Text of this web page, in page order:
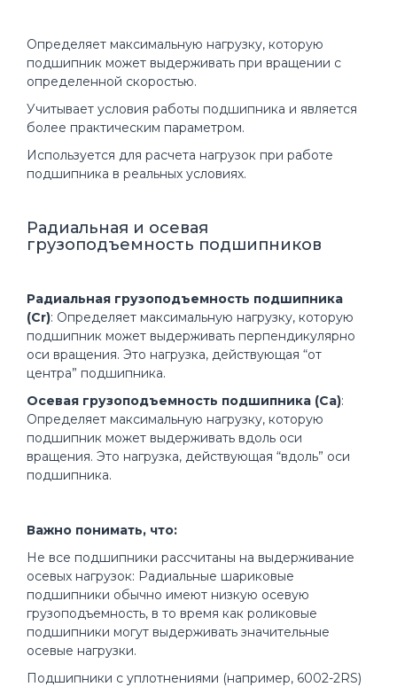
Определяет максимальную нагрузку, которую
подшипник может выдерживать при вращении с
определенной скоростью.
Учитывает условия работы подшипника и является
более практическим параметром.
Используется для расчета нагрузок при работе
подшипника в реальных условиях.
Радиальная и осевая
грузоподъемность подшипников
Радиальная грузоподъемность подшипника
(Cr): Определяет максимальную нагрузку, которую
подшипник может выдерживать перпендикулярно
оси вращения. Это нагрузка, действующая “от
центра” подшипника.
Осевая грузоподъемность подшипника (Ca):
Определяет максимальную нагрузку, которую
подшипник может выдерживать вдоль оси
вращения. Это нагрузка, действующая “вдоль” оси
подшипника.
Важно понимать, что:
Не все подшипники рассчитаны на выдерживание
осевых нагрузок: Радиальные шариковые
подшипники обычно имеют низкую осевую
грузоподъемность, в то время как роликовые
подшипники могут выдерживать значительные
осевые нагрузки.
Подшипники с уплотнениями (например, 6002-2RS)